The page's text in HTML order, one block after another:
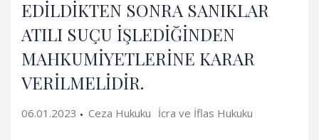
EDİLDİKTEN SONRA SANIKLAR
ATILI SUÇU İŞLEDİĞİNDEN
MAHKUMİYETLERİNE KARAR
VERİLMELİDİR.
06.01.2023 Ceza Hukuku İcra ve İflas Hukuku